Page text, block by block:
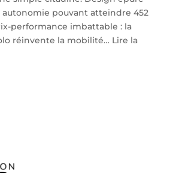
pouvant atteindre 452
performance imbattable : la
réinvente la mobilité… Lire la